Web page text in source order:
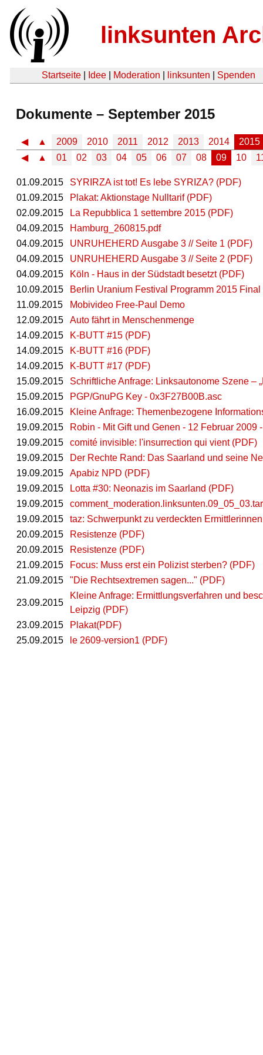
linksunten
Startseite Idee Moderation linksunten Spenden
Dokumente – September 2015
◀ ▲ 2009 2010 2011 2012 2013 2014
2015
◀
▲ 01 02 03 04 05 06 07 08 09 10
01.09.2015
SYRIRZA ist tot! Es lebe SYRIZA? (PDF)
01.09.2015
Plakat: Aktionstage Nulltarif (PDF)
02.09.2015
La Repubblica 1 settembre 2015 (PDF)
04.09.2015
Hamburg_260815.pdf
04.09.2015
UNRUHEHERD Ausgabe 3 // Seite 1 (PDF)
04.09.2015
UNRUHEHERD Ausgabe 3 // Seite 2 (PDF)
04.09.2015
Köln - Haus in der Südstadt besetzt (PDF)
10.09.2015
Berlin Uranium Festival Programm 2015
11.09.2015
Mobivideo Free-Paul Demo
12.09.2015
Auto fährt in Menschenmenge
14.09.2015
K-BUTT #15 (PDF)
14.09.2015
K-BUTT #16 (PDF)
14.09.2015
K-BUTT #17 (PDF)
15.09.2015
Schriftliche Anfrage: Linksautonome Szene –
15.09.2015
PGP/GnuPG Key - 0x3F27B00B.asc
16.09.2015
Kleine Anfrage: Themenbezogene
19.09.2015
Robin - Mit Gift und Genen - 12 Februar 2009
19.09.2015
comité invisible: l'insurrection qui vient (PDF)
19.09.2015
Der Rechte Rand: Das Saarland und seine
19.09.2015
Apabiz NPD (PDF)
19.09.2015
Lotta #30: Neonazis im Saarland (PDF)
19.09.2015
19.09.2015
taz: Schwerpunkt zu verdeckten
20.09.2015
Resistenze (PDF)
20.09.2015
Resistenze (PDF)
21.09.2015
Focus: Muss erst ein Polizist sterben? (PDF)
21.09.2015
"Die Rechtsextremen sagen..." (PDF)
23.09.2015
Kleine Anfrage: Ermittlungsverfahren und
Leipzig (PDF)
23.09.2015
Plakat(PDF)
25.09.2015
le 2609-version1 (PDF)